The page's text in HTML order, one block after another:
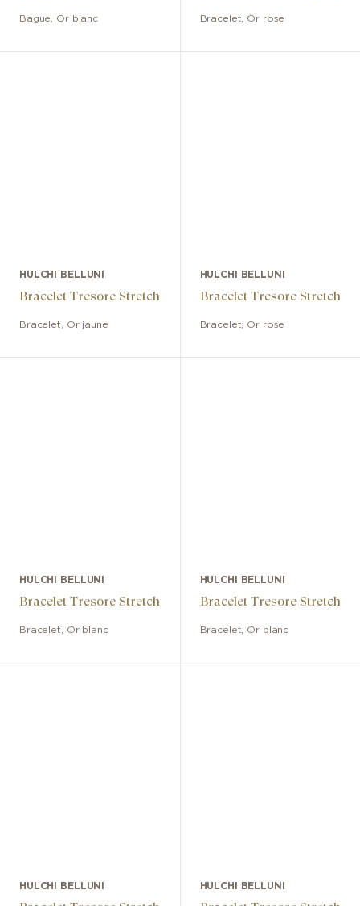
Bague Or blanc Bracelet Or rose
HULCHI BELLUNI
Bracelet Tresore Stretch
Bracelet Or jaune
HULCHI BELLUNI
Bracelet Tresore Stretch
Bracelet Or rose
HULCHI BELLUNI
Bracelet Tresore Stretch
Bracelet Or blanc
HULCHI BELLUNI
Bracelet Tresore Stretch
Bracelet Or blanc
HULCHI BELLUNI HULCHI BELLUNI